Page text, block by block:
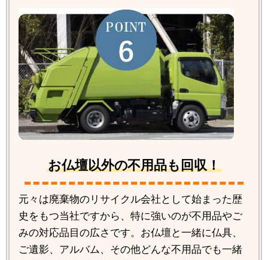
お仏壇以外の不用品も回収！
元々は廃棄物のリサイクル会社として始まった歴
史をもつ当社ですから、特に強いのが不用品やご
みの対応品目の広さです。お仏壇と一緒に仏具、
ご遺影、アルバム、その他どんな不用品でも一緒